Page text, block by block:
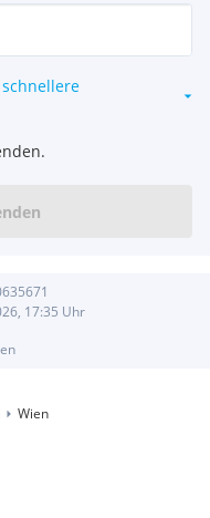
17:35 Uhr
Wien